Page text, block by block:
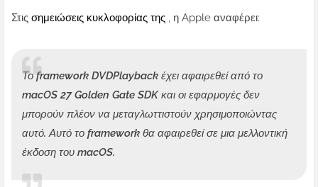
Στις σημειώσεις κυκλοφορίας της , η Apple αναφέρει:
Το framework DVDPlayback έχει αφαιρεθεί από το
macOS 27 Golden Gate SDK και οι εφαρμογές δεν
μπορούν πλέον να μεταγλωττιστούν χρησιμοποιώντας
αυτό. Αυτό το framework θα αφαιρεθεί σε μια μελλοντική
έκδοση του macOS.